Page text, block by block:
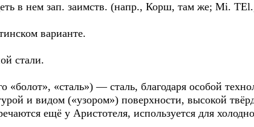
в нем зап. заимств. (напр., Корш, там же; Mi.
варианте.
стали.
«болот», «сталь») — сталь, благодаря особой
и видом («узором») поверхности, высокой
ещё у Аристотеля, используется для